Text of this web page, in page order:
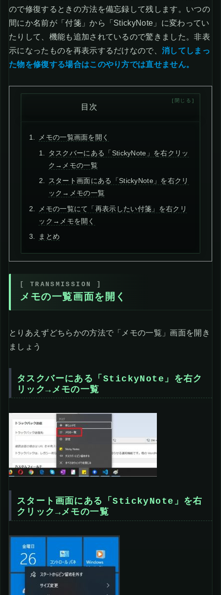
ので修復するときの方法を備忘録して残します。いつの
間にか名前が「付箋」から「StickyNote」に変わってい
たりして、機能も追加されているので驚きました。非表
示になったものを再表示するだけなので、消してしまっ
た物を修復する場合はこのやり方では直せません。
目次
メモの一覧画面を開く
タスクバーにある「StickyNote」を右クリッ
ク→メモの一覧
スタート画面にある「StickyNote」を右クリ
ック→メモの一覧
メモの一覧にて「再表示したい付箋」を右クリ
ック→メモを開く
まとめ
メモの一覧画面を開く
とりあえずどちらかの方法で「メモの一覧」画面を開き
ましょう
タスクバーにある「StickyNote」を右ク
リック→メモの一覧
スタート画面にある「StickyNote」を右
クリック→メモの一覧